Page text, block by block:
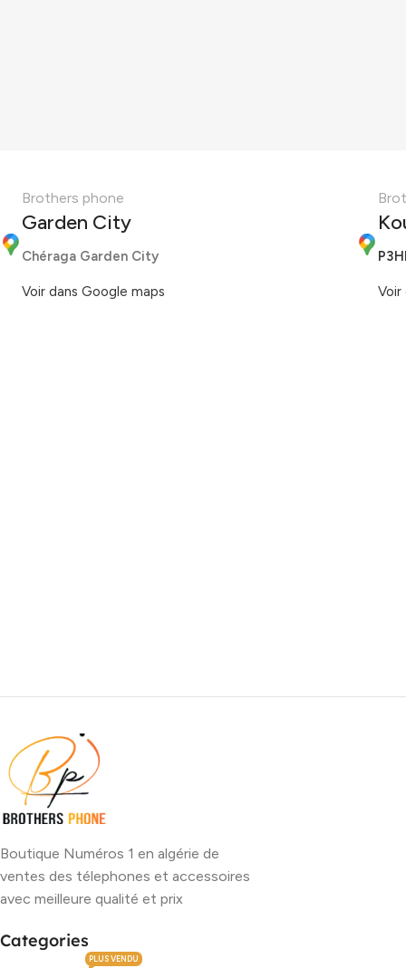
Brothers phone
Garden City
Chéraga Garden City
Voir dans Google maps Voir
Boutique Numéros 1 en algérie de
ventes des télephones et accessoires
avec meilleure qualité et prix
Categories
PLUS VENDU